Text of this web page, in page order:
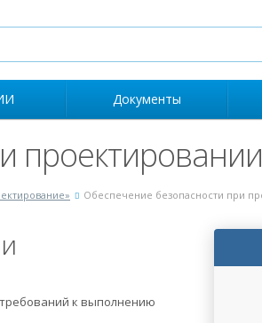
Документы
проектировании
Обеспечение безопасности при
к выполнению